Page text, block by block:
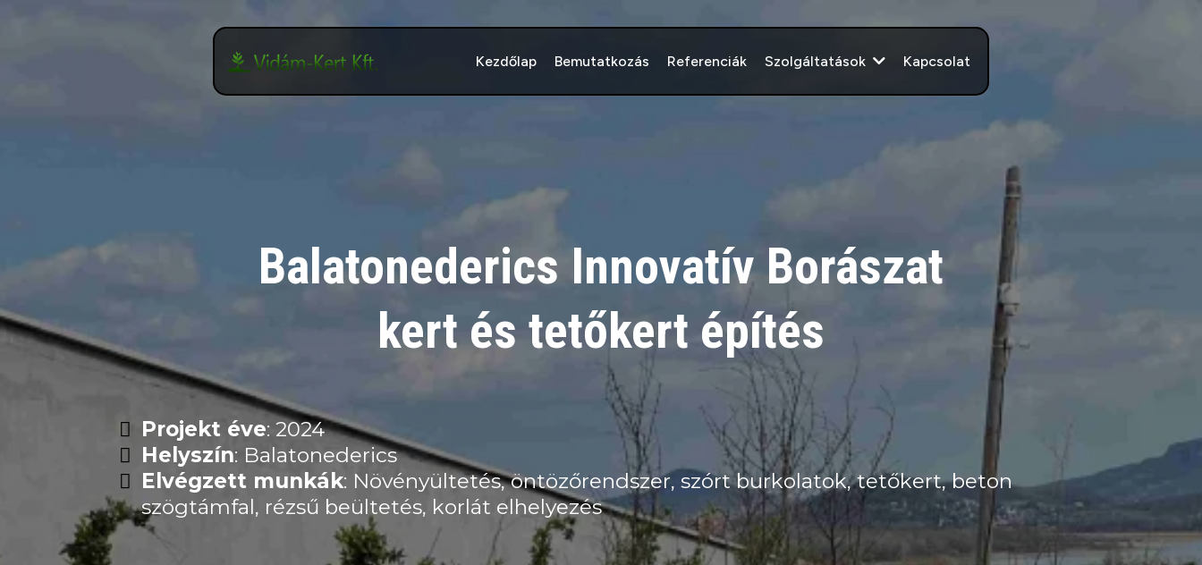
Kezdőlap Bemutatkozás Referenciák Szolgáltatások Kapcsolat
Balatonederics Innovatív Borászat
kert és tetőkert építés
Projekt éve: 2024
Helyszín: Balatonederics
Elvégzett munkák: Növényültetés, öntözőrendszer, szórt burkolatok, tetőkert, beton
szögtámfal, rézsű beültetés, korlát elhelyezés